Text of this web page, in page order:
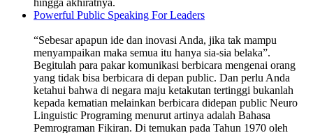
hingga akhiratnya.
Powerful Public Speaking For Leaders
“Sebesar apapun ide dan inovasi Anda, jika tak mampu
menyampaikan maka semua itu hanya sia-sia belaka”.
Begitulah para pakar komunikasi berbicara mengenai orang
yang tidak bisa berbicara di depan public. Dan perlu Anda
ketahui bahwa di negara maju ketakutan tertinggi bukanlah
kepada kematian melainkan berbicara didepan public Neuro
Linguistic Programing menurut artinya adalah Bahasa
Pemrograman Fikiran. Di temukan pada Tahun 1970 oleh